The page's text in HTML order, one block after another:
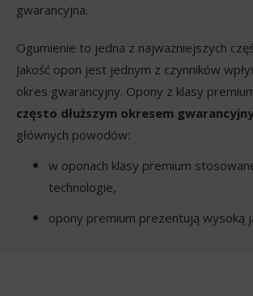
gwarancyjna.
Ogumienie to jedna z najważniejszych
Jakość opon jest jednym z czynników
okres gwarancyjny. Opony z klasy
często dłuższym okresem
głównych powodów:
w oponach klasy premium
technologie,
opony premium prezentują wysoką